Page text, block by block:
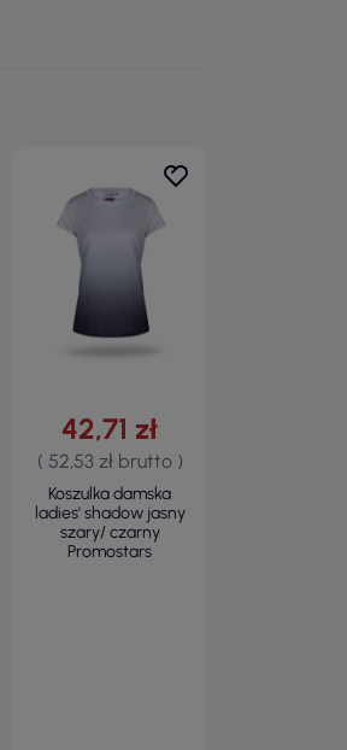
42,71 zł
( 52,53 zł brutto )
Koszulka damska
ladies' shadow jasny
szary/ czarny
Promostars